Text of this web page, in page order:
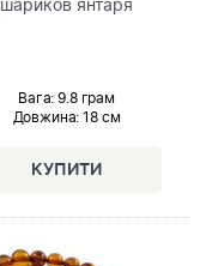
шариков янтаря
Вага: 9.8 грам
Довжина: 18 см